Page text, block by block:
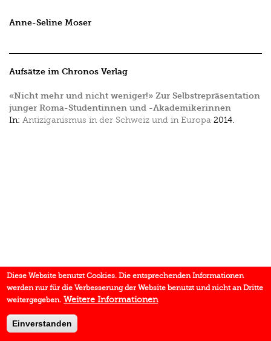
Anne-Seline Moser
Aufsätze im Chronos Verlag
«Nicht mehr und nicht weniger!» Zur Selbstrepräsentation
junger Roma-Studentinnen und -Akademikerinnen
In: Antiziganismus in der Schweiz und in Europa 2014.
Diese Website benutzt Cookies. Die entsprechenden Informationen
werden nur für die Verbesserung der Website benutzt und nicht an Dritte
weitergegeben. Weitere Informationen
Einverstanden